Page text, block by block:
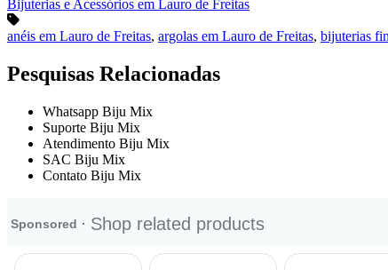
Bijuterias e Acessórios em Lauro de Freitas
anéis em Lauro de Freitas, argolas em Lauro de Freitas, bijuterias
Pesquisas Relacionadas
Whatsapp Biju Mix
Suporte Biju Mix
Atendimento Biju Mix
SAC Biju Mix
Contato Biju Mix